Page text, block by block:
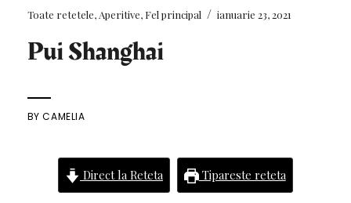
Toate retetele, Aperitive, Fel principal / ianuarie 23, 2021
Pui Shanghai
BYCAMELIA
Direct la Reteta Tipareste reteta